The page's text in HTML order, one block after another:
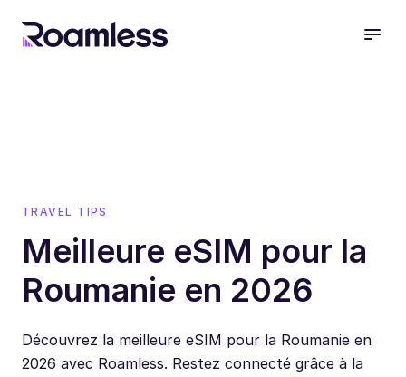
TRAVEL TIPS
Meilleure eSIM pour la
Roumanie en 2026
Découvrez la meilleure eSIM pour la Roumanie en
2026 avec Roamless. Restez connecté grâce à la